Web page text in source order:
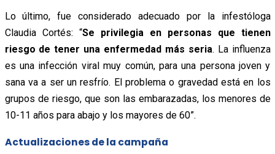
Lo último, fue considerado adecuado por la infestóloga
Claudia Cortés: “Se privilegia en personas que tienen
riesgo de tener una enfermedad más seria. La influenza
es una infección viral muy común, para una persona joven y
sana va a ser un resfrío. El problema o gravedad está en los
grupos de riesgo, que son las embarazadas, los menores de
10-11 años para abajo y los mayores de 60”.
Actualizaciones de la campaña